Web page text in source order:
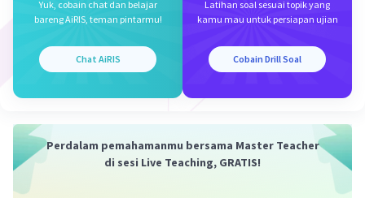
Yuk, cobain chat dan belajar
bareng AiRIS, teman pintarmu!
Chat AiRIS
Latihan soal sesuai topik yang
kamu mau untuk persiapan ujian
Cobain Drill Soal
Perdalam pemahamanmu bersama Master Teacher
di sesi Live Teaching, GRATIS!